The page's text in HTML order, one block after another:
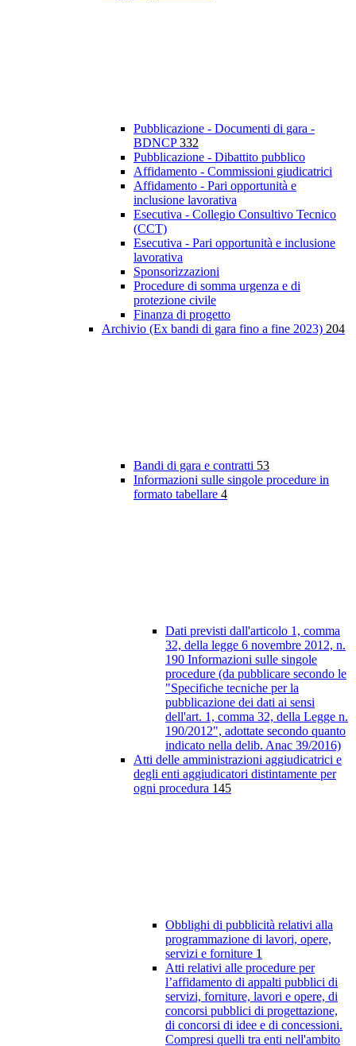
Pubblicazione - Documenti di gara -
BDNCP332
Pubblicazione - Dibattito pubblico
Affidamento - Commissioni giudicatrici
Affidamento - Pari opportunità e
inclusione lavorativa
Esecutiva - Collegio Consultivo Tecnico
(CCT)
Esecutiva - Pari opportunità e inclusione
lavorativa
Sponsorizzazioni
Procedure di somma urgenza e di
protezione civile
Finanza di progetto
Archivio (Ex bandi di gara fino a fine 2023) 204
Bandi di gara e contratti 53
Informazioni sulle singole procedure in
formato tabellare 4
Dati previsti dall'articolo 1, comma
32, della legge 6 novembre 2012, n.
190 Informazioni sulle singole
procedure (da pubblicare secondo le
"Specifiche tecniche per la
pubblicazione dei dati ai sensi
dell'art. 1, comma 32, della Legge n.
190/2012", adottate secondo quanto
indicato nella delib. Anac 39/2016)
Atti delle amministrazioni aggiudicatrici e
degli enti aggiudicatori distintamente per
ogni procedura 145
Obblighi di pubblicità relativi alla
programmazione di lavori, opere,
servizi e forniture 1
Atti relativi alle procedure per
l’affidamento di appalti pubblici di
servizi, forniture, lavori e opere, di
concorsi pubblici di progettazione,
di concorsi di idee e di concessioni.
Compresi quelli tra enti nell'ambito